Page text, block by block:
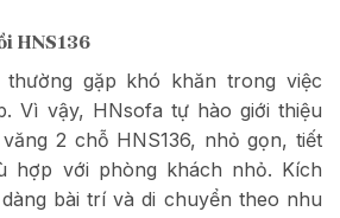
HNS136
gặp khó khăn trong việc
Vì vậy, HNsofa tự hào giới thiệu
2 chỗ HNS136, nhỏ gọn, tiết
hợp với phòng khách nhỏ. Kích
bài trí và di chuyển theo nhu